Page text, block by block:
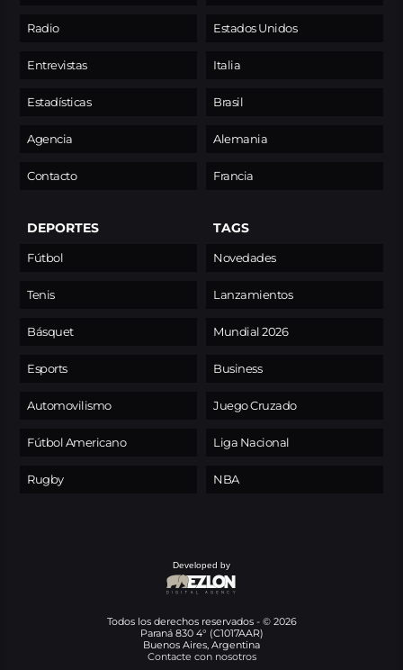
Radio
Entrevistas
Estadísticas
Agencia
Contacto
Estados Unidos
Italia
Brasil
Alemania
Francia
DEPORTES
Fútbol
Tenis
Básquet
Esports
Automovilismo
Fútbol Americano
Rugby
TAGS
Novedades
Lanzamientos
Mundial 2026
Business
Juego Cruzado
Liga Nacional
NBA
Developed by
Todos los derechos reservados - © 2026
Paraná 830 4° (C1017AAR)
Buenos Aires, Argentina
Contacte con nosotros